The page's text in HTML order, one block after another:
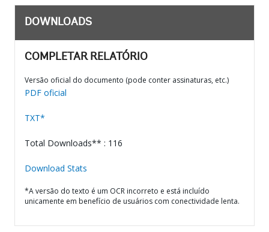
DOWNLOADS
COMPLETAR RELATÓRIO
Versão oficial do documento (pode conter assinaturas, etc.)
PDF oficial
TXT*
Total Downloads** : 116
Download Stats
*A versão do texto é um OCR incorreto e está incluído
unicamente em benefício de usuários com conectividade lenta.